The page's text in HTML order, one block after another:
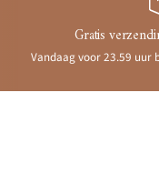
Gratis
Vandaag voor 23.59 uur